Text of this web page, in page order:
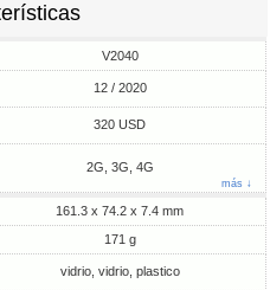
V2040
12 / 2020
320 USD
2G, 3G, 4G
más ↓
161.3 x 74.2 x 7.4 mm
171 g
vidrio, vidrio, plastico